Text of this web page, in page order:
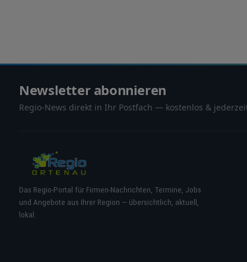
Newsletter abonnieren
Regio-News direkt in Ihr Postfach — kostenlos &
Das Regio-Portal für Firmen-Nachrichten, Termine, Jobs
und Angebote aus Ihrer Region — übersichtlich, aktuell,
lokal.